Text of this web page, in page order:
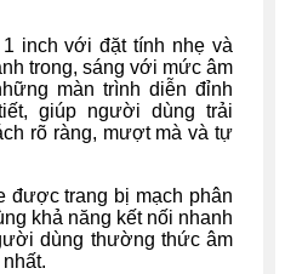
1 inch với đặt tính nhẹ và
trong, sáng với mức âm
màn trình diễn đỉnh
giúp người dùng trải
rõ ràng, mượt mà và tự
được trang bị mạch phân
khả năng kết nối nhanh
dùng thường thức âm